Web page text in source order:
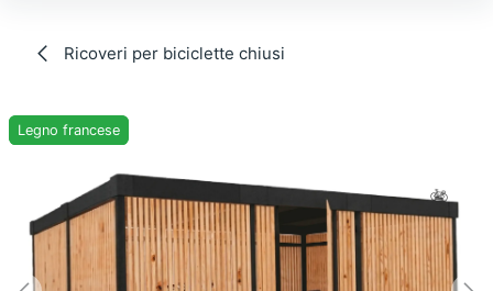
Ricoveri per biciclette chiusi
Legno francese
Legno francese